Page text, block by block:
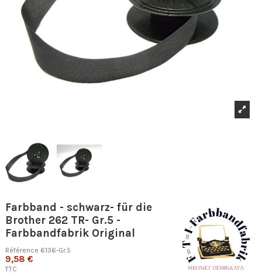
Farbband - schwarz- für die
Brother 262 TR- Gr.5 -
Farbbandfabrik Original
Référence 6136-Gr.5
9,58 €
TTC